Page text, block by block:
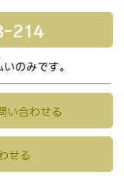
214
のみです。
い合わせる
せる